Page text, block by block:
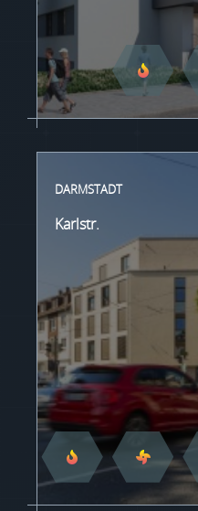
DARMSTADT
Karlstr.